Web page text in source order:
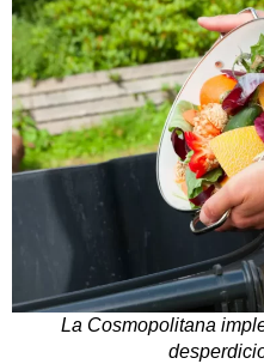
La Cosmopolitana